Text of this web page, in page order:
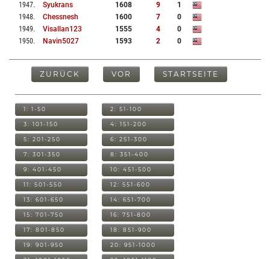
1947. Syukrans 1608 9
1
1948. Chessnesh 1600 7
0
1949. Visallan123 1555 4
0
1950. Navin5027 1593 2 0
ZURÜCK VOR STARTSEITE
1: 1-50 2: 51-100
3: 101-150 4: 151-200
5: 201-250 6: 251-300
7: 301-350 8: 351-400
9: 401-450 10: 451-500
11: 501-550 12: 551-600
13: 601-650 14: 651-700
15: 701-750 16: 751-800
17: 801-850 18: 851-900
19: 901-950 20: 951-1000